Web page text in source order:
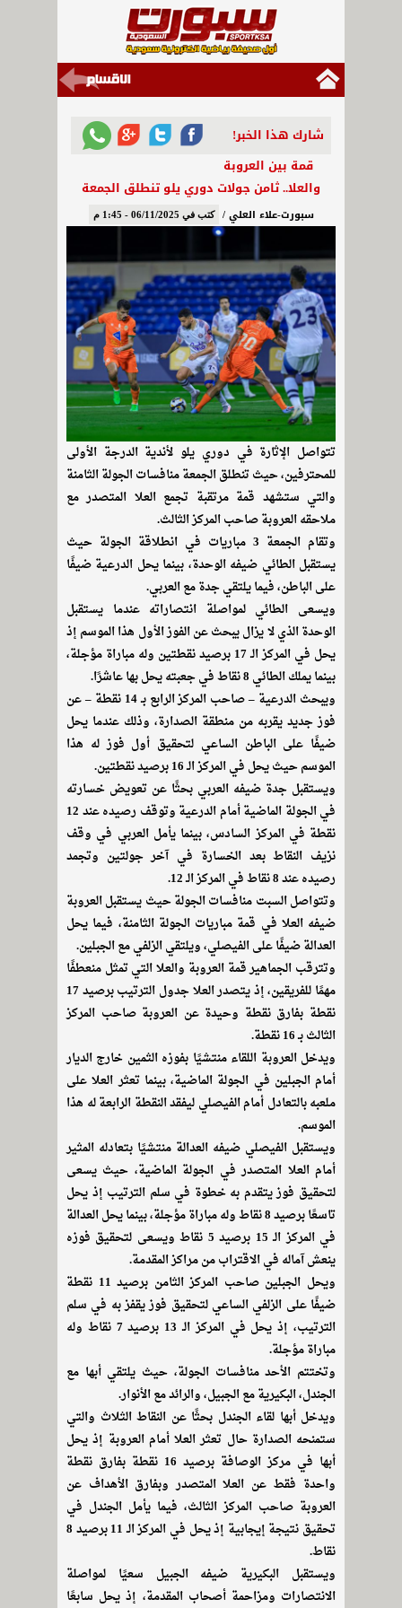
شارك هذا الخبر!
قمة بين العروبة
والعلا.. ثامن جولات دوري يلو تنطلق الجمعة
سبورت-علاء العلي / كتب في 06/11/2025 - 1:45 م
تتواصل الإثارة في دوري يلو لأندية الدرجة الأولى
للمحترفين، حيث تنطلق الجمعة منافسات الجولة الثامنة
والتي ستشهد قمة مرتقبة تجمع العلا المتصدر مع
ملاحقه العروبة صاحب المركز الثالث.
وتقام الجمعة 3 مباريات في انطلاقة الجولة حيث
يستقبل الطائي ضيفه الوحدة، بينما يحل الدرعية ضيفًا
على الباطن، فيما يلتقي جدة مع العربي.
ويسعى الطائي لمواصلة انتصاراته عندما يستقبل
الوحدة الذي لا يزال يبحث عن الفوز الأول هذا الموسم إذ
يحل في المركز الـ 17 برصيد نقطتين وله مباراة مؤجلة،
بينما يملك الطائي 8 نقاط في جعبته يحل بها عاشرًا.
ويبحث الدرعية – صاحب المركز الرابع بـ 14 نقطة – عن
فوز جديد يقربه من منطقة الصدارة، وذلك عندما يحل
ضيفًا على الباطن الساعي لتحقيق أول فوز له هذا
الموسم حيث يحل في المركز الـ 16 برصيد نقطتين.
ويستقبل جدة ضيفه العربي بحثًا عن تعويض خسارته
في الجولة الماضية أمام الدرعية وتوقف رصيده عند 12
نقطة في المركز السادس، بينما يأمل العربي في وقف
نزيف النقاط بعد الخسارة في آخر جولتين وتجمد
رصيده عند 8 نقاط في المركز الـ 12.
وتتواصل السبت منافسات الجولة حيث يستقبل العروبة
ضيفه العلا في قمة مباريات الجولة الثامنة، فيما يحل
العدالة ضيفًا على الفيصلي، ويلتقي الزلفي مع الجبلين.
وتترقب الجماهير قمة العروبة والعلا التي تمثل منعطفًا
مهمًا للفريقين، إذ يتصدر العلا جدول الترتيب برصيد 17
نقطة بفارق نقطة وحيدة عن العروبة صاحب المركز
الثالث بـ 16 نقطة.
ويدخل العروبة اللقاء منتشيًا بفوزه الثمين خارج الديار
أمام الجبلين في الجولة الماضية، بينما تعثر العلا على
ملعبه بالتعادل أمام الفيصلي ليفقد النقطة الرابعة له هذا
الموسم.
ويستقبل الفيصلي ضيفه العدالة منتشيًا بتعادله المثير
أمام العلا المتصدر في الجولة الماضية، حيث يسعى
لتحقيق فوز يتقدم به خطوة في سلم الترتيب إذ يحل
تاسعًا برصيد 8 نقاط وله مباراة مؤجلة، بينما يحل العدالة
في المركز الـ 15 برصيد 5 نقاط ويسعى لتحقيق فوزه
ينعش آماله في الاقتراب من مراكز المقدمة.
ويحل الجبلين صاحب المركز الثامن برصيد 11 نقطة
ضيفًا على الزلفي الساعي لتحقيق فوز يقفز به في سلم
الترتيب، إذ يحل في المركز الـ 13 برصيد 7 نقاط وله
مباراة مؤجلة.
وتختتم الأحد منافسات الجولة، حيث يلتقي أبها مع
الجندل، البكيرية مع الجبيل، والرائد مع الأنوار.
ويدخل أبها لقاء الجندل بحثًا عن النقاط الثلاث والتي
ستمنحه الصدارة حال تعثر العلا أمام العروبة إذ يحل
أبها في مركز الوصافة برصيد 16 نقطة بفارق نقطة
واحدة فقط عن العلا المتصدر وبفارق الأهداف عن
العروبة صاحب المركز الثالث، فيما يأمل الجندل في
تحقيق نتيجة إيجابية إذ يحل في المركز الـ 11 برصيد 8
نقاط.
ويستقبل البكيرية ضيفه الجبيل سعيًا لمواصلة
الانتصارات ومزاحمة أصحاب المقدمة، إذ يحل سابعًا